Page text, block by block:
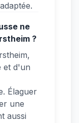
ne
?
et d'un
Élaguer
une
aussi